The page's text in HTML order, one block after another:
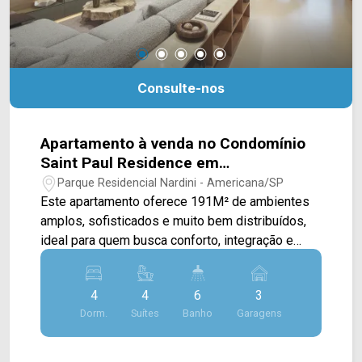
Consulte-nos
Apartamento à venda no Condomínio
Saint Paul Residence em
Americana/SP
Parque Residencial Nardini - Americana/SP
Este apartamento oferece 191M² de ambientes
amplos, sofisticados e muito bem distribuídos,
ideal para quem busca conforto, integração e
praticidade em uma localização privilegiada. A
área social conta com ampla sala de estar e sala
de jantar integradas, conectadas à sacada
gourmet, criando um ambiente elegante e
perfeito para receber convidados com conforto e
4
Dorm.
4
Suítes
6
Banho
3
Garagens